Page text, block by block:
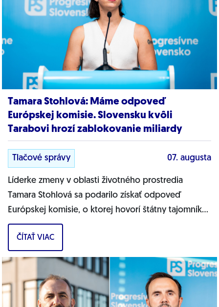
Tamara Stohlová: Máme odpoveď
Európskej komisie. Slovensku kvôli
Tarabovi hrozí zablokovanie miliardy
Tlačové správy 07. augusta
Líderke zmeny v oblasti životného prostredia
Tamara Stohlová sa podarilo získať odpoveď
Európskej komisie, o ktorej hovorí štátny tajomník
MŽP Filip Kuffa. Môžem jednoznačne...
ČÍTAŤ VIAC